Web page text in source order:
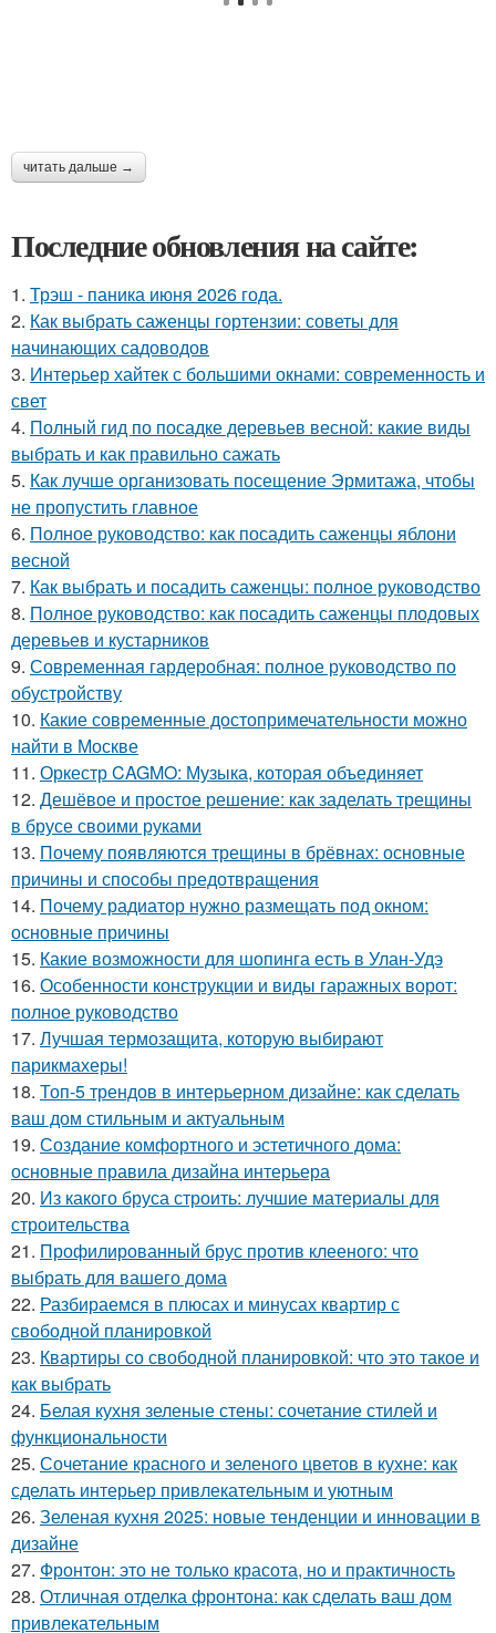
читать дальше →
Последние обновления на сайте:
1. Трэш - паника июня 2026 года.
2. Как выбрать саженцы гортензии: советы для
начинающих садоводов
3. Интерьер хайтек с большими окнами: современность и
свет
4. Полный гид по посадке деревьев весной: какие виды
выбрать и как правильно сажать
5. Как лучше организовать посещение Эрмитажа, чтобы
не пропустить главное
6. Полное руководство: как посадить саженцы яблони
весной
7. Как выбрать и посадить саженцы: полное руководство
8. Полное руководство: как посадить саженцы плодовых
деревьев и кустарников
9. Современная гардеробная: полное руководство по
обустройству
10. Какие современные достопримечательности можно
найти в Москве
11. Оркестр CAGMO: Музыка, которая объединяет
12. Дешёвое и простое решение: как заделать трещины
в брусе своими руками
13. Почему появляются трещины в брёвнах: основные
причины и способы предотвращения
14. Почему радиатор нужно размещать под окном:
основные причины
15. Какие возможности для шопинга есть в Улан-Удэ
16. Особенности конструкции и виды гаражных ворот:
полное руководство
17. Лучшая термозащита, которую выбирают
парикмахеры!
18. Топ-5 трендов в интерьерном дизайне: как сделать
ваш дом стильным и актуальным
19. Создание комфортного и эстетичного дома:
основные правила дизайна интерьера
20. Из какого бруса строить: лучшие материалы для
строительства
21. Профилированный брус против клееного: что
выбрать для вашего дома
22. Разбираемся в плюсах и минусах квартир с
свободной планировкой
23. Квартиры со свободной планировкой: что это такое и
как выбрать
24. Белая кухня зеленые стены: сочетание стилей и
функциональности
25. Сочетание красного и зеленого цветов в кухне: как
сделать интерьер привлекательным и уютным
26. Зеленая кухня 2025: новые тенденции и инновации в
дизайне
27. Фронтон: это не только красота, но и практичность
28. Отличная отделка фронтона: как сделать ваш дом
привлекательным